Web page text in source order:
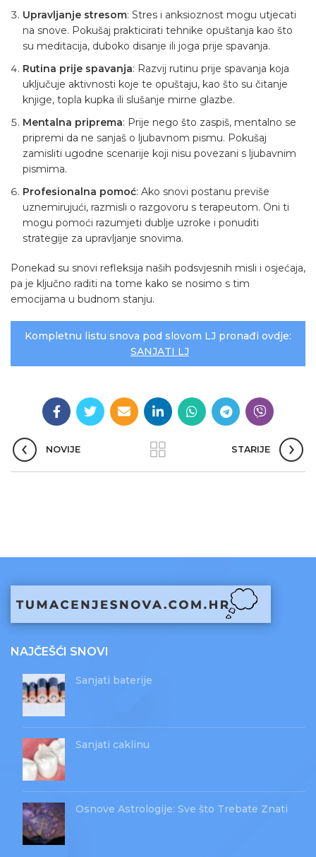
Upravljanje stresom: Stres i anksioznost mogu utjecati
na snove. Pokušaj prakticirati tehnike opuštanja kao što
su meditacija, duboko disanje ili joga prije spavanja.
Rutina prije spavanja: Razvij rutinu prije spavanja koja
uključuje aktivnosti koje te opuštaju, kao što su čitanje
knjige, topla kupka ili slušanje mirne glazbe.
Mentalna priprema: Prije nego što zaspiš, mentalno se
pripremi da ne sanjaš o ljubavnom pismu. Pokušaj
zamisliti ugodne scenarije koji nisu povezani s ljubavnim
pismima.
Profesionalna pomoć: Ako snovi postanu previše
uznemirujući, razmisli o razgovoru s terapeutom. Oni ti
mogu pomoći razumjeti dublje uzroke i ponuditi
strategije za upravljanje snovima.
Ponekad su snovi refleksija naših podsvjesnih misli i osjećaja,
pa je ključno raditi na tome kako se nosimo s tim
emocijama u budnom stanju.
Kompletnu listu snova pod slovom LJ pronađi ovdje:
SANJATI LJ
NOVIJE STARIJE
NAJČEŠĆI SNOVI
Sanjati baterije
Sanjati caklinu
Osnove Astrologije: Sve što Trebate Znati